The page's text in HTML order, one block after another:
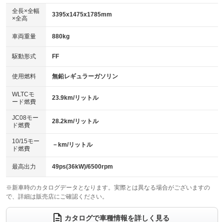
：装備なし
パワーウィンドウ
アイドリングストップ
：装備なし
USB入力端子
：装備なし
100V電源
：装備なし
センターデフロック
：装備なし
電動格納ミラー
：装備なし
：装備なし
革シート
キーレス
HID(キセノンライト)
：装備なし
バックカメラ
：装備なし
エアロ
：装備なし
：装備なし
パワーシート
ベンチシート
：装備なし
チップアップシート
：装備なし
：装備なし ：装備なし
ウォークスルー
：装備なし
電動リアゲート フロントカメラ
：装備なし
全長×全幅
×全高
3395x1475x1785mm
車両重量 880kg
駆動形式 FF
使用燃料 無鉛レギュラーガソリン
WLTCモ
ード燃費
23.9km/リットル
JC08モー
ド燃費
28.2km/リットル
10/15モー
ド燃費
－km/リットル
最高出力 49ps(36kW)/6500rpm
※新車時のカタログデータとなります。実際とは異なる場合がございますの
で、詳細は販売店にご確認ください。
カタログで車種情報を詳しく見る